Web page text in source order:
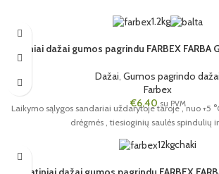
1.2kg
Matiniai dažai gumos pagrindu FARBEX FARBA
Dažai, Gumos pagrindo dažai
Farbex
€6,40 su PVM
Laikymo sąlygos sandariai uždarytoje taroje , nuo +5
drėgmės , tiesioginių saulės spindulių ir
12kgchaki